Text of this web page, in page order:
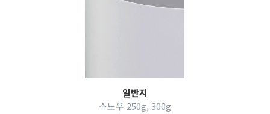
일반지
스노우 250g, 300g